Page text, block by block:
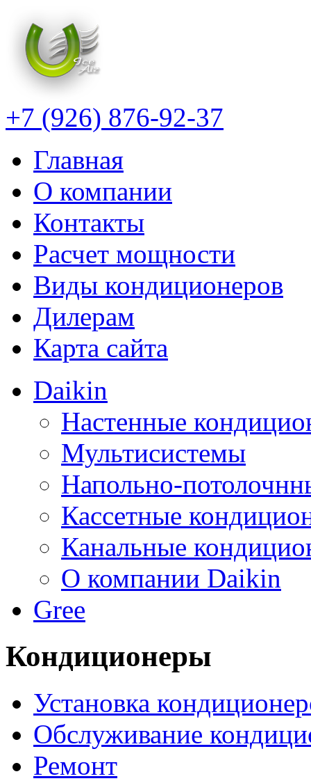
+7 (926) 876-92-37
Главная
О компании
Контакты
Расчет мощности
Виды кондиционеров
Дилерам
Карта сайта
Daikin
Настенные
Мультисистемы
Напольно-
Кассетные
Канальные
О компании Daikin
Gree
Кондиционеры
Установка
Обслуживание
Ремонт